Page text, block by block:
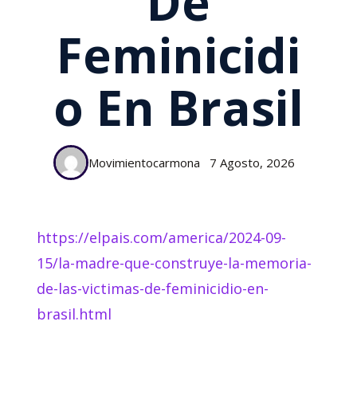
Feminicidi
O En Brasil
Movimientocarmona 7 Agosto, 2026
https://elpais.com/america/2024-09-
15/la-madre-que-construye-la-memoria-
de-las-victimas-de-feminicidio-en-
brasil.html